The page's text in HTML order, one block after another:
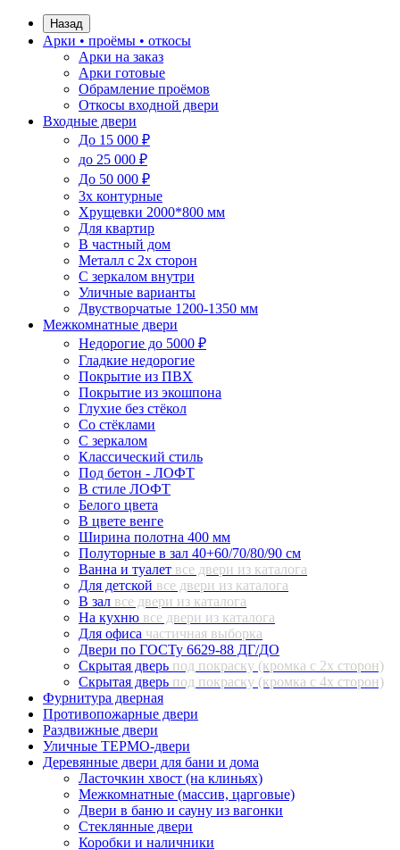
Назад
Арки • проёмы • откосы
Арки на заказ
Арки готовые
Обрамление проёмов
Откосы входной двери
Входные двери
До 15 000 ₽
до 25 000 ₽
До 50 000 ₽
3х контурные
Хрущевки 2000*800 мм
Для квартир
В частный дом
Металл с 2х сторон
С зеркалом внутри
Уличные варианты
Двустворчатые 1200-1350 мм
Межкомнатные двери
Недорогие до 5000 ₽
Гладкие недорогие
Покрытие из ПВХ
Покрытие из экошпона
Глухие без стёкол
Со стёклами
С зеркалом
Классический стиль
Под бетон - ЛОФТ
В стиле ЛОФТ
Белого цвета
В цвете венге
Ширина полотна 400 мм
Полуторные в зал 40+60/70/80/90 см
Ванна и туалет все двери из каталога
Для детской все двери из каталога
В зал все двери из каталога
На кухню все двери из каталога
Для офиса частичная выборка
Двери по ГОСТу 6629-88 ДГ/ДО
Скрытая дверь под покраску (кромка с 2х сторон)
Скрытая дверь под покраску (кромка с 4х сторон)
Фурнитура дверная
Противопожарные двери
Раздвижные двери
Уличные ТЕРМО-двери
Деревянные двери для бани и дома
Ласточкин хвост (на клиньях)
Межкомнатные (массив, царговые)
Двери в баню и сауну из вагонки
Стеклянные двери
Коробки и наличники